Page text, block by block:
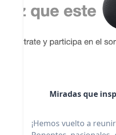
Miradas que
¡Hemos vuelto a